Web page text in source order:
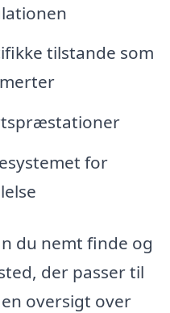
tilstande som
for
du nemt finde og
der passer til
oversigt over